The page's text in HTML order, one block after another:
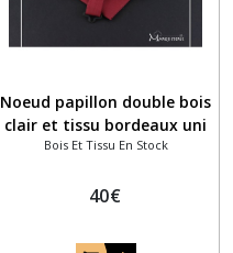
Noeud papillon double bois
clair et tissu bordeaux uni
Bois Et Tissu En Stock
40€